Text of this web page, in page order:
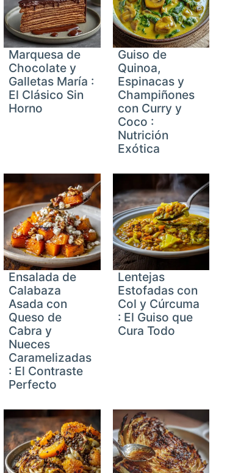
Marquesa de
Chocolate y
Galletas María :
El Clásico Sin
Horno
Guiso de
Quinoa,
Espinacas y
Champiñones
con Curry y
Coco :
Nutrición
Exótica
Ensalada de
Calabaza
Asada con
Queso de
Cabra y
Nueces
Caramelizadas
: El Contraste
Perfecto
Lentejas
Estofadas con
Col y Cúrcuma
: El Guiso que
Cura Todo